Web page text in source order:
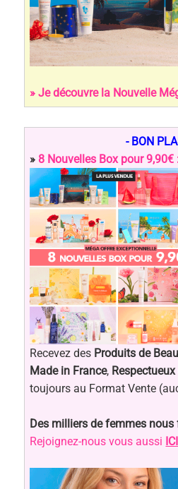
» Je découvre la Nouvelle
- BON
» 8 Nouvelles Box pour 9,90€
Recevez des Produits de
Made in France,
toujours au Format Vente
Des milliers de femmes
Rejoignez-nous vous aussi ICI